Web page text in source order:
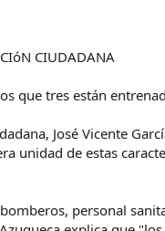
CIUDADANA
que tres están
José Vicente
unidad de estas
personal